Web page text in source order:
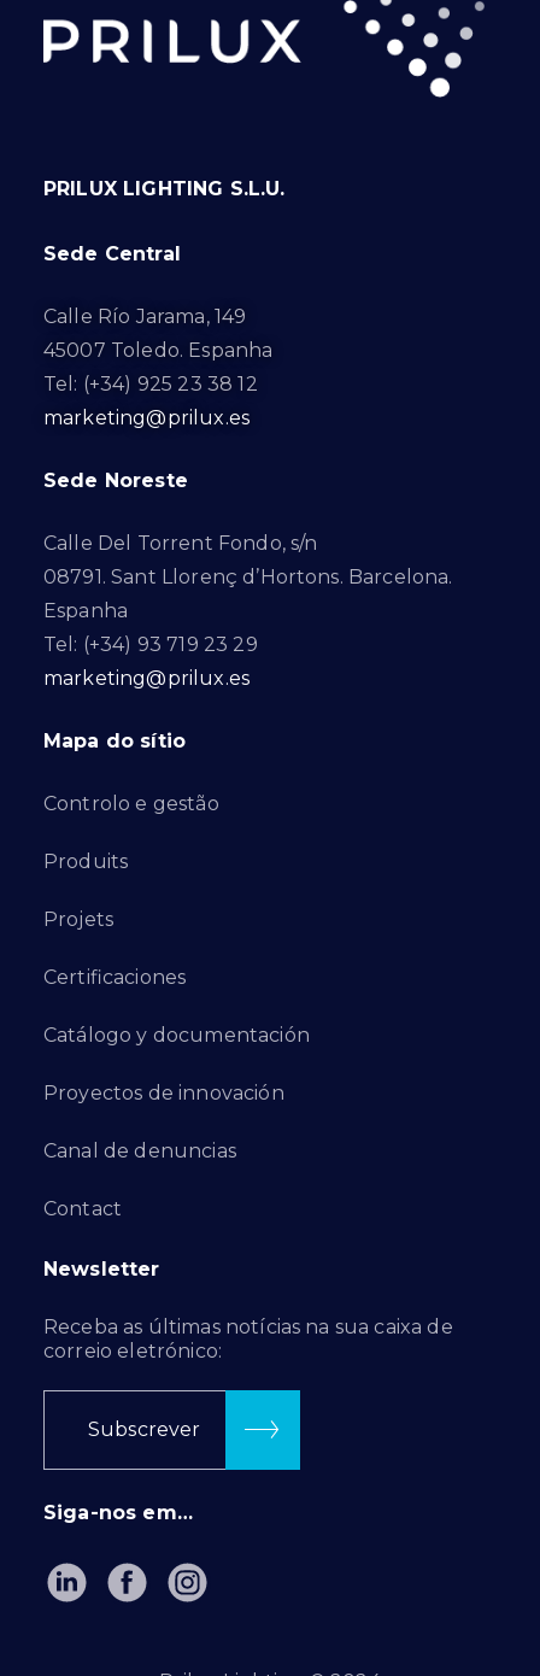
PRILUX LIGHTING S.L.U.
Sede Central
Calle Río Jarama, 149
45007 Toledo. Espanha
Tel: (+34) 925 23 38 12
marketing@prilux.es
Sede Noreste
Calle Del Torrent Fondo, s/n
08791. Sant Llorenç d’Hortons. Barcelona.
Espanha
Tel: (+34) 93 719 23 29
marketing@prilux.es
Mapa do sítio
Controlo e gestão
Produits
Projets
Certificaciones
Catálogo y documentación
Proyectos de innovación
Canal de denuncias
Contact
Newsletter
Receba as últimas notícias na sua caixa de
correio eletrónico:
Subscrever
Siga-nos em…